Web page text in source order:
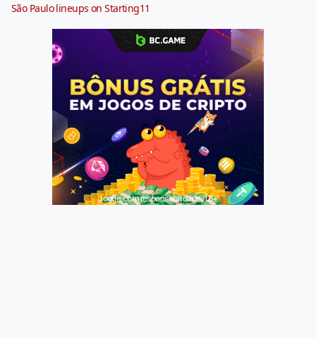
São Paulo lineups on Starting11
Jogue com responsabilidade. 18+